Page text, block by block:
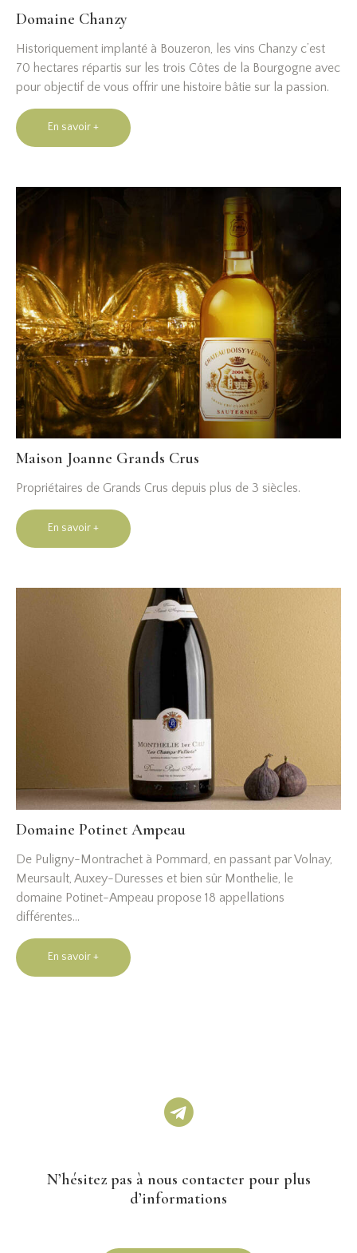
Domaine Chanzy
Historiquement implanté à Bouzeron, les vins Chanzy c’est
70 hectares répartis sur les trois Côtes de la Bourgogne avec
pour objectif de vous offrir une histoire bâtie sur la passion.
En savoir +
Maison Joanne Grands Crus
Propriétaires de Grands Crus depuis plus de 3 siècles.
En savoir +
Domaine Potinet Ampeau
De Puligny-Montrachet à Pommard, en passant par Volnay,
Meursault, Auxey-Duresses et bien sûr Monthelie, le
domaine Potinet-Ampeau propose 18 appellations
différentes…
En savoir +
N’hésitez pas à nous contacter pour plus
d’informations